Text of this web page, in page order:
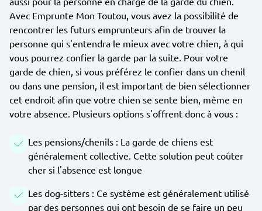
Avec Emprunte Mon Toutou, vous avez la possibilité de
rencontrer les futurs emprunteurs afin de trouver la
personne qui s'entendra le mieux avec votre chien, à qui
vous pourrez confier la garde par la suite. Pour votre
garde de chien, si vous préférez le confier dans un chenil
ou dans une pension, il est important de bien sélectionner
cet endroit afin que votre chien se sente bien, même en
votre absence. Plusieurs options s'offrent donc à vous :
Les pensions/chenils : La garde de chiens est
généralement collective. Cette solution peut coûter
cher si l'absence est longue
Les dog-sitters : Ce système est généralement utilisé
par des personnes qui ont besoin de se faire un peu